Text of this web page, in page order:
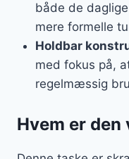
både de
mere formelle
Holdbar
med fokus på,
regelmæssig
Hvem er